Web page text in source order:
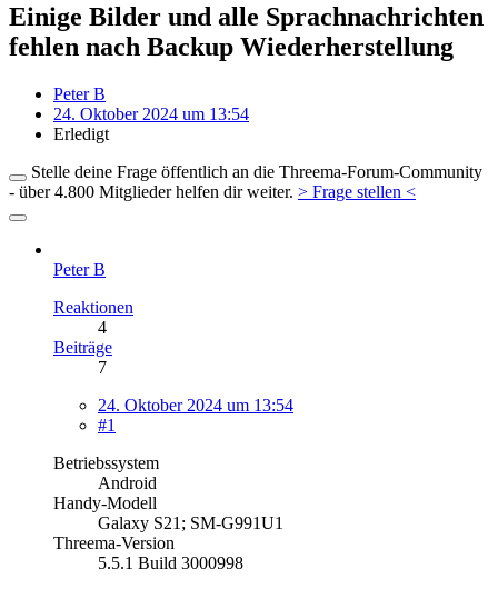
Einige Bilder und alle Sprachnachrichten
fehlen nach Backup Wiederherstellung
Peter B
24. Oktober 2024 um 13:54
Erledigt
Stelle deine Frage öffentlich an die Threema-Forum-Community
- über 4.800 Mitglieder helfen dir weiter. > Frage stellen <
Peter B
Reaktionen
4
Beiträge
7
24. Oktober 2024 um 13:54
#1
Betriebssystem
Android
Handy-Modell
Galaxy S21; SM-G991U1
Threema-Version
5.5.1 Build 3000998